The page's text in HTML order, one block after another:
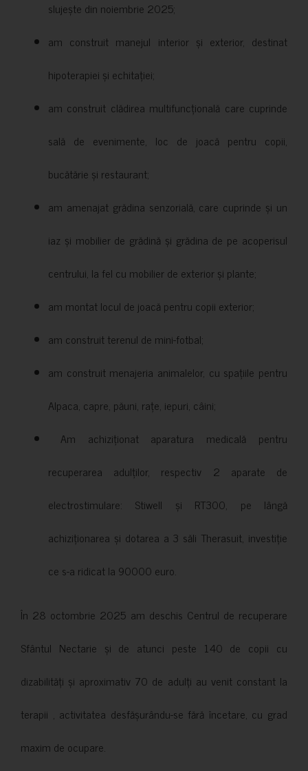
slujește din noiembrie 2025;
am construit manejul interior și exterior, destinat
hipoterapiei și echitației;
am construit clădirea multifuncțională care cuprinde
sală de evenimente, loc de joacă pentru copii,
bucătărie și restaurant;
am amenajat grădina senzorială, care cuprinde și un
iaz și mobilier de grădină și grădina de pe acoperisul
centrului, la fel cu mobilier de exterior și plante;
am montat locul de joacă pentru copii exterior;
am construit terenul de mini-fotbal;
am construit menajeria animalelor, cu spațiile pentru
Alpaca, capre, păuni, rațe, iepuri, câini;
Am achiziționat aparatura medicală pentru
recuperarea adulților, respectiv 2 aparate de
electrostimulare: Stiwell și RT300, pe lângă
achiziționarea și dotarea a 3 săli Therasuit, investiție
ce s-a ridicat la 90000 euro.
În 28 octombrie 2025 am deschis Centrul de recuperare
Sfântul Nectarie și de atunci peste 140 de copii cu
dizabilități și aproximativ 70 de adulți au venit constant la
terapii , activitatea desfășurându-se fără încetare, cu grad
maxim de ocupare.